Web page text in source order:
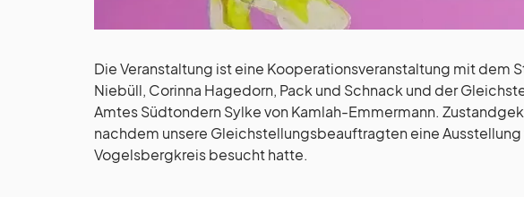
Die Veranstaltung ist eine Kooperationsveranstaltung mit dem
Niebüll, Corinna Hagedorn, Pack und Schnack und der
Amtes Südtondern Sylke von Kamlah-Emmermann.
nachdem unsere Gleichstellungsbeauftragten eine Ausstellung
Vogelsbergkreis besucht hatte.